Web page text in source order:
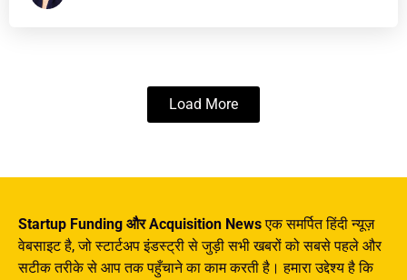
Load More
Startup Funding और Acquisition Newsएक समर्पित हिंदी न्यूज़
वेबसाइट है, जो स्टार्टअप इंडस्ट्री से जुड़ी सभी खबरों को सबसे पहले और
सटीक तरीके से आप तक पहुँचाने का काम करती है। हमारा उद्देश्य है कि